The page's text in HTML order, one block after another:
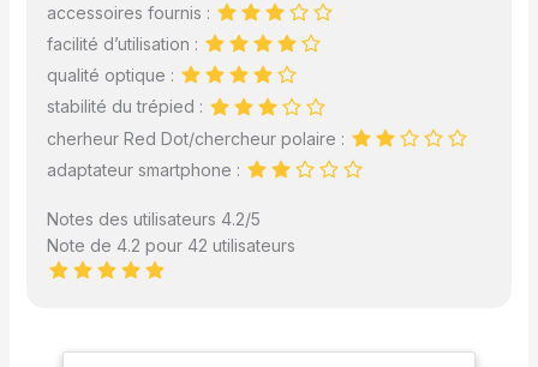
accessoires fournis :
facilité d’utilisation :
qualité optique :
stabilité du trépied :
cherheur Red Dot/chercheur polaire :
adaptateur smartphone :
Notes des utilisateurs 4.2/5
Note de 4.2 pour 42 utilisateurs